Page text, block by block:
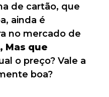
de cartão, que
ainda é
no mercado de
Mas que
o preço? Vale a
boa?